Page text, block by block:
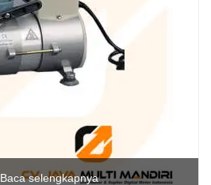
Baca selengkapnya